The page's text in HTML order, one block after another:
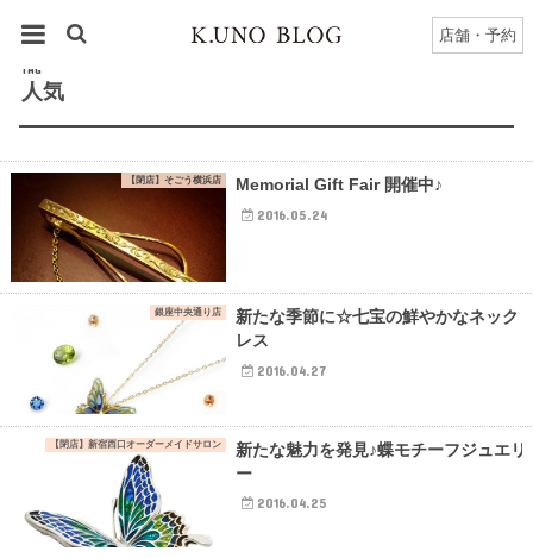
店舗・予約
TAG
人気
【閉店】そごう横浜店 Memorial Gift Fair 開催中♪
2016.05.24
銀座中央通り店
新たな季節に☆七宝の鮮やかなネック
レス
2016.04.27
【閉店】新宿西口オーダーメイドサロン
新たな魅力を発見♪蝶モチーフジュエリ
ー
2016.04.25